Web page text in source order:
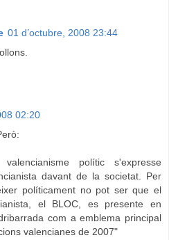
01 d’octubre, 2008 23:44
02:20
polític s'expresse
davant de la societat. Per
políticament no pot ser que el
el BLOC, es presente en
com a emblema principal
valencianes de 2007"